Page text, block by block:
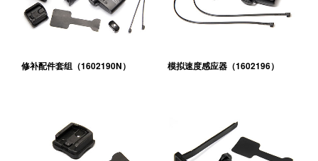
修补配件套组（1602190N） 模拟速度感应器（1602196）